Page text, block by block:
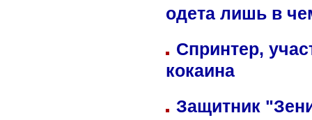
одета лишь в
Спринтер,
кокаина
Защитник